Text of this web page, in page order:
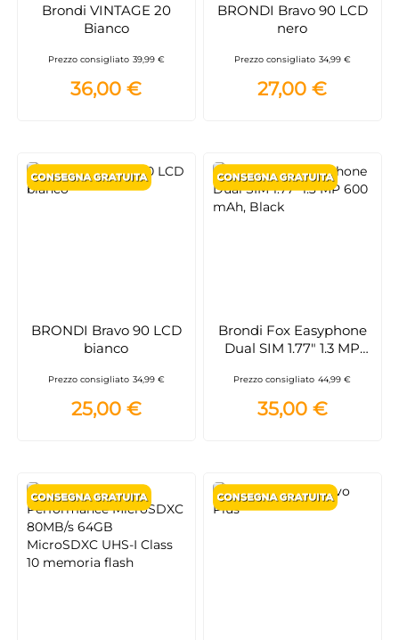
Brondi VINTAGE 20
Bianco
Prezzo consigliato 39,99 €
36,00 €
BRONDI Bravo 90 LCD
nero
Prezzo consigliato 34,99 €
27,00 €
BRONDI Bravo 90 LCD
bianco
Prezzo consigliato 34,99 €
25,00 €
Brondi Fox Easyphone
Dual SIM 1.77" 1.3 MP
Prezzo consigliato 44,99 €
35,00 €